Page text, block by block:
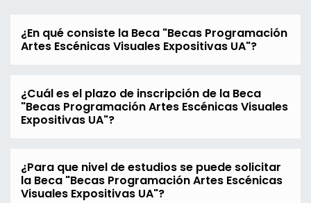
¿En qué consiste la Beca "Becas Programación
Artes Escénicas Visuales Expositivas UA"?
¿Cuál es el plazo de inscripción de la Beca
"Becas Programación Artes Escénicas Visuales
Expositivas UA"?
¿Para que nivel de estudios se puede solicitar
la Beca "Becas Programación Artes Escénicas
Visuales Expositivas UA"?